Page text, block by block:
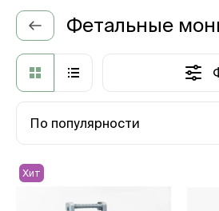
Фетальные
По популярности
Хит